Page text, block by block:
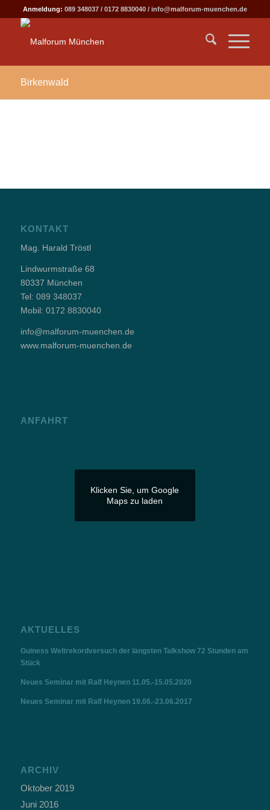
Anmeldung: 089 348037/ 0172 8830040/ info@malforum-muenchen.de
Birkenwald
KONTAKT
Mag. Harald Tröstl
Lindwurmstraße 68
80337 München
Tel: 089 348037
Mobil: 0172 8830040
info@malforum-muenchen.de
www.malforum-muenchen.de
ANFAHRT
Klicken Sie, um Google
Maps zu laden
AKTUELLES
Guiness Weltrekordversuch der längsten Talkshow 72 Stunden am
Stück
Neues Seminar mit Ralf Heynen 11.05.-15.05.2020
Neues Seminar mit Ralf Heynen 19.06.-23.06.2017
ARCHIV
Oktober 2019
Juni 2016